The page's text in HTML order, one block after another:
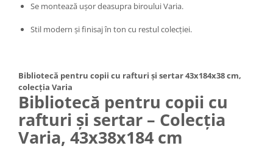
Se montează ușor deasupra biroului Varia.
Stil modern și finisaj în ton cu restul colecției.
Bibliotecă pentru copii cu rafturi și sertar 43x184x38 cm,
colecția Varia
Bibliotecă pentru copii cu
rafturi și sertar – Colecția
Varia, 43x38x184 cm